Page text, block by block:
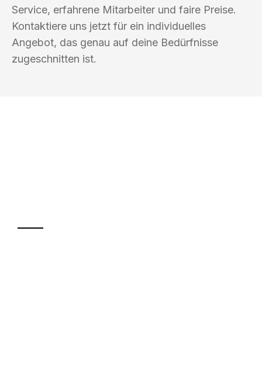
Service, erfahrene Mitarbeiter und faire Preise.
Kontaktiere uns jetzt für ein individuelles
Angebot, das genau auf deine Bedürfnisse
zugeschnitten ist.